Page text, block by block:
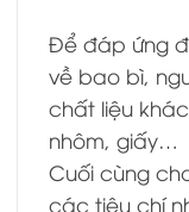
Để đáp ứng
về bao bì,
chất liệu khác
nhôm, giấy…
Cuối cùng
các tiêu chí